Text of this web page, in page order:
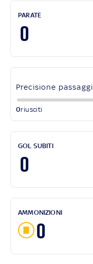
PARATE
0
Precisione passaggi
0riusciti
GOL SUBITI
0
AMMONIZIONI
0